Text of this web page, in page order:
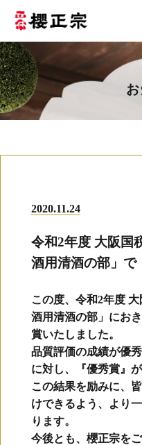
2020.11.24
令和2年度 大阪国
酒用清酒の部」で
この度、令和2年度
酒用清酒の部」にお
賞いたしました。
品質評価の成績が優
に対し、『優秀賞』
この結果を励みに、
けできるよう、より
ります。
今後とも、櫻正宗を